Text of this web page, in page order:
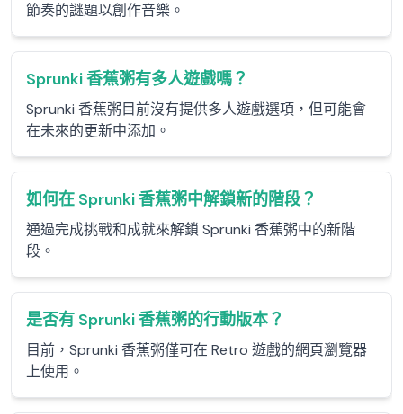
節奏的謎題以創作音樂。
Sprunki 香蕉粥有多人遊戲嗎？
Sprunki 香蕉粥目前沒有提供多人遊戲選項，但可能會
在未來的更新中添加。
如何在 Sprunki 香蕉粥中解鎖新的階段？
通過完成挑戰和成就來解鎖 Sprunki 香蕉粥中的新階
段。
是否有 Sprunki 香蕉粥的行動版本？
目前，Sprunki 香蕉粥僅可在 Retro 遊戲的網頁瀏覽器
上使用。